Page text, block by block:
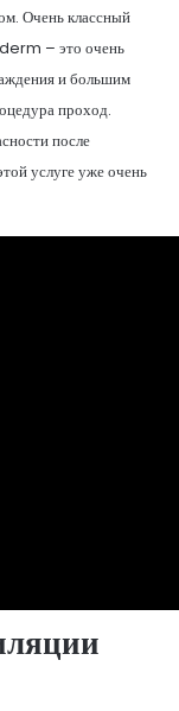
Очень классный
– это очень
и большим
проход.
после
услуге уже очень